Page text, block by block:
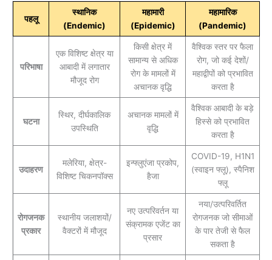
पहलू
स्थानिक
(Endemic)
महामारी
(Epidemic)
महामारिक
(Pandemic)
परिभाषा
एक विशिष्ट क्षेत्र या
आबादी में लगातार
मौजूद रोग
किसी क्षेत्र में
सामान्य से अधिक
रोग के मामलों में
अचानक वृद्धि
वैश्विक स्तर पर फैला
रोग, जो कई देशों/
महाद्वीपों को प्रभावित
करता है
घटना
स्थिर, दीर्घकालिक
उपस्थिति
अचानक मामलों में
वृद्धि
वैश्विक आबादी के बड़े
हिस्से को प्रभावित
करता है
उदाहरण
मलेरिया, क्षेत्र-
विशिष्ट चिकनपॉक्स
इन्फ्लुएंजा प्रकोप,
हैजा
COVID-19, H1N1
(स्वाइन फ्लू), स्पैनिश
फ्लू
रोगजनक
प्रकार
स्थानीय जलाशयों/
वैक्टरों में मौजूद
नए उत्परिवर्तन या
संक्रामक एजेंट का
प्रसार
नया/उत्परिवर्तित
रोगजनक जो सीमाओं
के पार तेजी से फैल
सकता है